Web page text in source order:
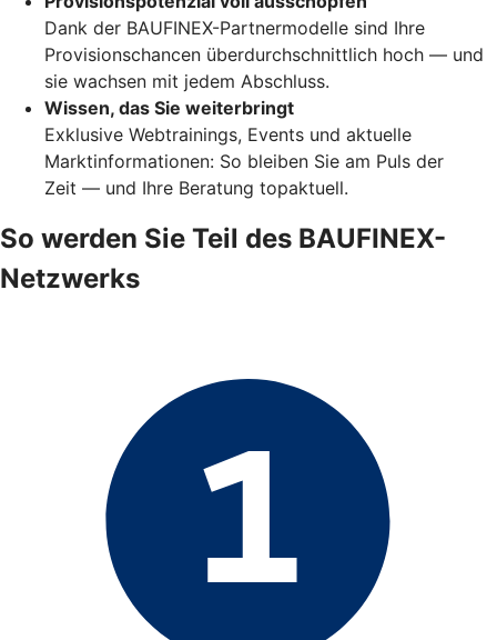
Dank der BAUFINEX-Partnermodelle sind Ihre
Provisionschancen überdurchschnittlich hoch — und
sie wachsen mit jedem Abschluss.
Wissen, das Sie weiterbringt
Exklusive Webtrainings, Events und aktuelle
Marktinformationen: So bleiben Sie am Puls der
Zeit — und Ihre Beratung topaktuell.
So werden Sie Teil des BAUFINEX-
Netzwerks